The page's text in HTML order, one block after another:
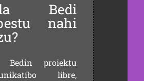
Bedi
nahi
Bedin proiektu
libre,